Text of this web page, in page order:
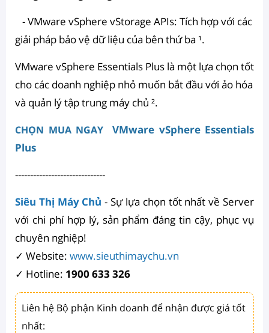
- VMware vSphere vStorage APIs: Tích hợp với các
giải pháp bảo vệ dữ liệu của bên thứ ba ¹.
VMware vSphere Essentials Plus là một lựa chọn tốt
cho các doanh nghiệp nhỏ muốn bắt đầu với ảo hóa
và quản lý tập trung máy chủ ².
CHỌN MUA NGAY VMware vSphere Essentials
Plus
------------------------------
Siêu Thị Máy Chủ - Sự lựa chọn tốt nhất về Server
với chi phí hợp lý, sản phẩm đáng tin cậy, phục vụ
chuyên nghiệp!
✓ Website: www.sieuthimaychu.vn
✓ Hotline: ‎‎‎ 1900 633 326
Liên hệ Bộ phận Kinh doanh để nhận được giá tốt
nhất: